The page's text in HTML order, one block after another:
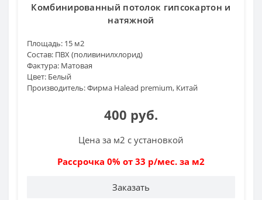
Комбинированный потолок гипсокартон и
натяжной
Площадь: 15 м2
Состав: ПВХ (поливинилхлорид)
Фактура: Матовая
Цвет: Белый
Производитель:Фирма Halead premium, Китай
400 руб.
Цена за м2 с установкой
Рассрочка 0% от 33 р/мес. за м2
Заказать